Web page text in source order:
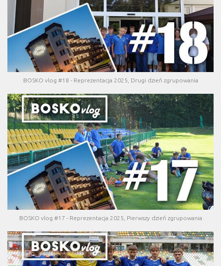
BOSKO vlog #18 - Reprezentacja 2025, Drugi dzień zgrupowania
BOSKO vlog #17 - Reprezentacja 2025, Pierwszy dzień zgrupowania